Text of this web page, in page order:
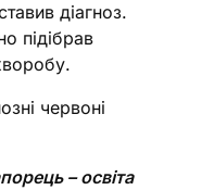
діагноз.
підібрав
червоні
– освіта